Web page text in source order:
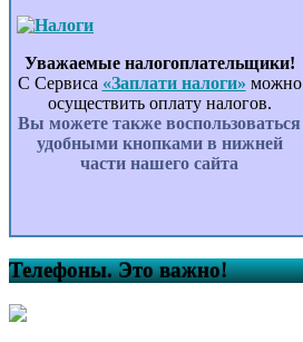
Уважаемые налогоплательщики!
С Сервиса «Заплати налоги» можно
осуществить оплату налогов.
Вы можете также воспользоваться
удобными кнопками в нижней
части нашего сайта
Телефоны. Это важно!